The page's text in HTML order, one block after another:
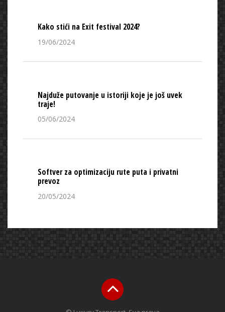
Kako stići na Exit festival 2024?
19/06/2024
Najduže putovanje u istoriji koje je još uvek
traje!
05/06/2024
Softver za optimizaciju rute puta i privatni
prevoz
20/05/2024